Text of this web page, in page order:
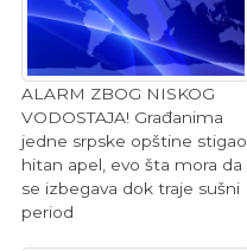
ALARM ZBOG NISKOG
VODOSTAJA! Građanima
jedne srpske opštine stigao
hitan apel, evo šta mora da
se izbegava dok traje sušni
period